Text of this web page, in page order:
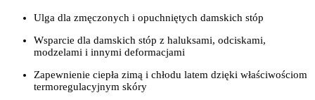
Ulga dla zmęczonych i opuchniętych damskich stóp
Wsparcie dla damskich stóp z haluksami, odciskami,
modzelami i innymi deformacjami
Zapewnienie ciepła zimą i chłodu latem dzięki właściwościom
termoregulacyjnym skóry